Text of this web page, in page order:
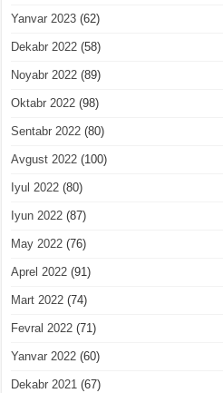
Yanvar 2023 (62)
Dekabr 2022 (58)
Noyabr 2022 (89)
Oktabr 2022 (98)
Sentabr 2022 (80)
Avgust 2022 (100)
Iyul 2022 (80)
Iyun 2022 (87)
May 2022 (76)
Aprel 2022 (91)
Mart 2022 (74)
Fevral 2022 (71)
Yanvar 2022 (60)
Dekabr 2021 (67)